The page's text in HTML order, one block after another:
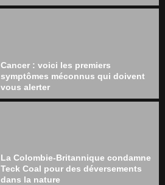
Cancer : voici les premiers
symptômes méconnus qui doivent
vous alerter
La Colombie-Britannique condamne
Teck Coal pour des déversements
dans la nature